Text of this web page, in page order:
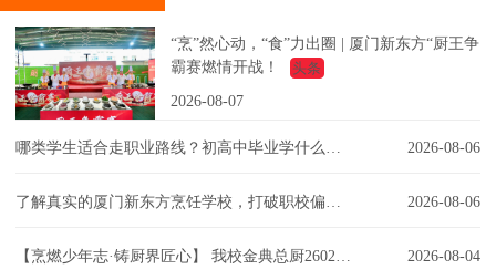
“烹”然心动，“食”力出圈 | 厦门新东方“厨王争
霸赛燃情开战！
头条
2026-08-07
2026-08-06
2026-08-06
2026-08-04